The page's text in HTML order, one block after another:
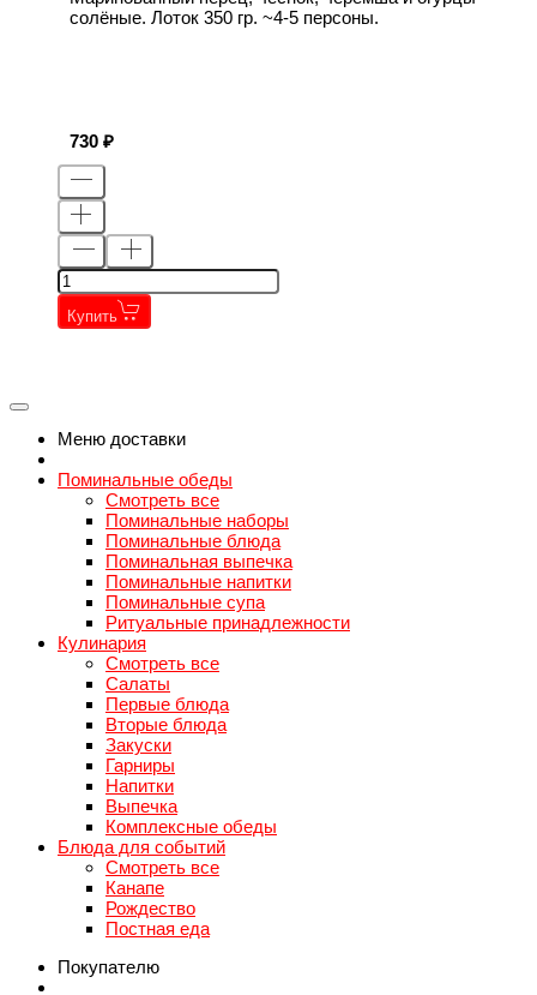
солёные. Лоток 350 гр. ~4-5 персоны.
730
Купить
Меню доставки
Поминальные обеды
Смотреть все
Поминальные наборы
Поминальные блюда
Поминальная выпечка
Поминальные напитки
Поминальные супа
Ритуальные принадлежности
Кулинария
Смотреть все
Салаты
Первые блюда
Вторые блюда
Закуски
Гарниры
Напитки
Выпечка
Комплексные обеды
Блюда для событий
Смотреть все
Канапе
Рождество
Постная еда
Покупателю